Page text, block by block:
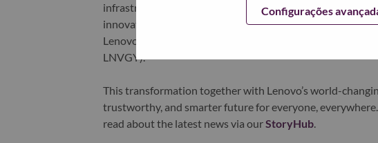
Configurações
infrastructure), software, solutions, and services.
innovation is building a more equitable, trustworthy, and
Lenovo is listed on the Hong Kong stock exchange under
LNVGY).
This transformation together with Lenovo’s world-
trustworthy, and smarter future for everyone,
read about the latest news via ourStoryHub.